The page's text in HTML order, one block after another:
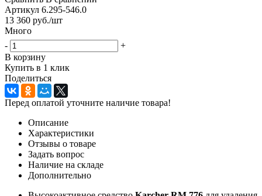
Артикул 6.295-546.0
13 360 руб./шт
Много
-
+
В корзину
Купить в 1 клик
Поделиться
Перед оплатой уточните наличие товара!
Описание
Характеристики
Отзывы о товаре
Задать вопрос
Наличие на складе
Дополнительно